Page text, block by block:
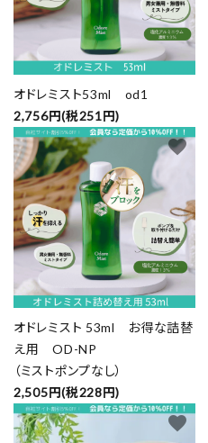
オドレミスト53ml od1
2,756円(税251円)
オドレミスト 53ml お得な詰替
え用 OD-NP
（ミストポンプなし）
2,505円(税228円)
favorite
favorite